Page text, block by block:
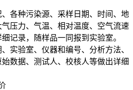
种污染源、采样日期、时间、地
压力、气温、相对温度、空气流速
记录，随样品一同报到实验室。
验室、仪器和编号、分析方法、
数据、测试人、校核人等做出详细